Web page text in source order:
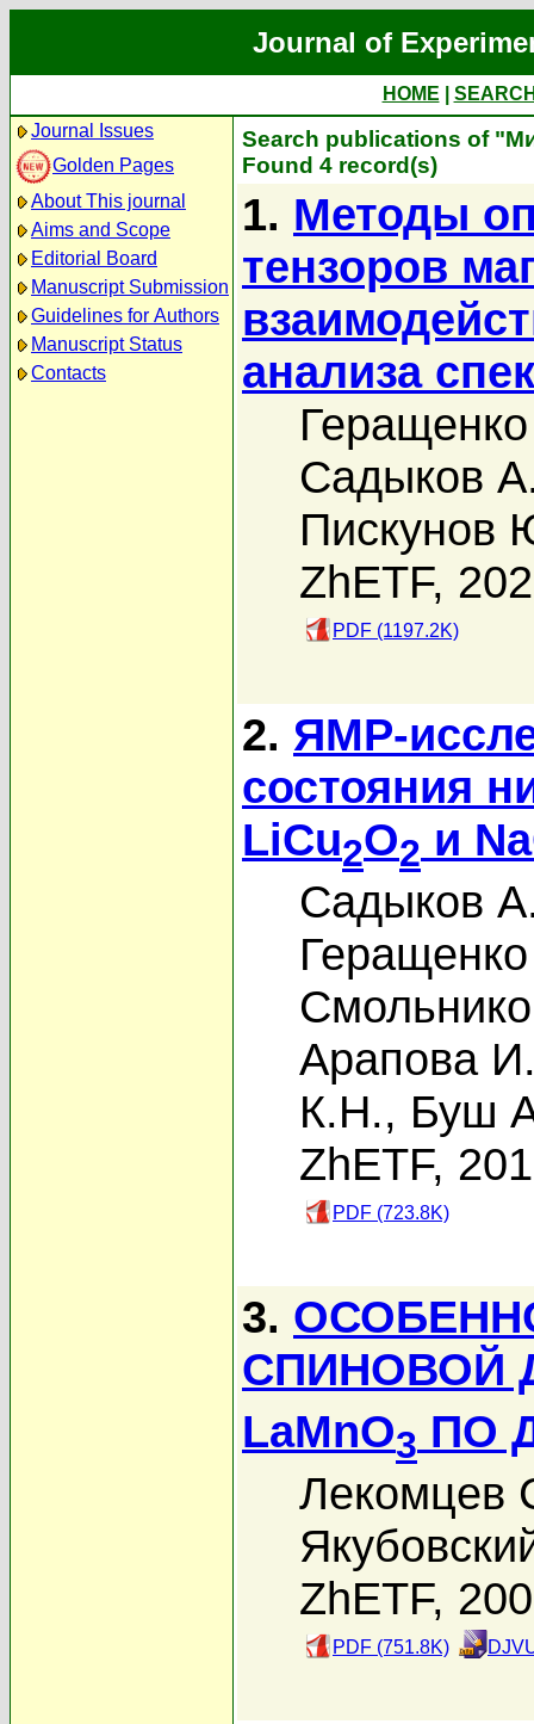
Journal of
HOME
Journal Issues
Golden Pages
About This journal
Aims and Scope
Editorial Board
Manuscript Submission
Guidelines for Authors
Manuscript Status
Contacts
Search publications of
Found 4 record(s)
1. Методы
тензоров
анализа
Садыков
Пискунов
ZhETF,
PDF (1197.2K)
2. ЯМР-
состояния
LiCu2O2 и
Садыков
Арапова
К.Н., Буш
ZhETF,
PDF (723.8K)
3.
СПИНОВОЙ
LaMnO3 ПО
Лекомцев
ZhETF,
PDF (751.8K)